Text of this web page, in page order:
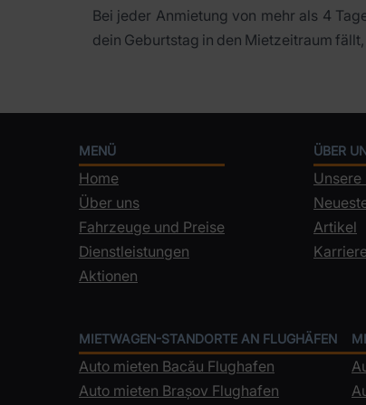
Bei jeder Anmietung von mehr als 4
dein Geburtstag in den Mietzeitraum
MENÜ
Home
Über uns
Fahrzeuge und Preise
Dienstleistungen
Aktionen
ÜBER
Unsere
Artikel
MIETWAGEN-STANDORTE AN FLUGHÄFEN
Auto mieten Bacău Flughafen
Auto mieten Brașov Flughafen